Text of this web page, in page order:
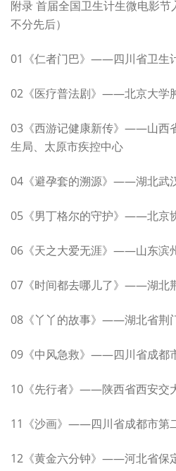
附录 首届全国卫生计生微电影
不分先后）
01《仁者门巴》——四川省卫生
02《医疗普法剧》——北京大学
03《西游记健康新传》——山西
生局、太原市疾控中心
04《避孕套的溯源》——湖北武
05《男丁格尔的守护》——北京
06《天之大爱无涯》——山东滨
07《时间都去哪儿了》——湖北
08《丫丫的故事》——湖北省荆
09《中风急救》——四川省成都
10《先行者》——陕西省西安交
11《沙画》——四川省成都市第
12《黄金六分钟》——河北省保